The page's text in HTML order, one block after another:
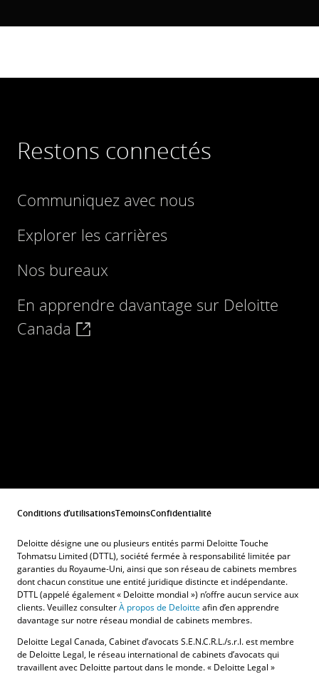
Restons connectés
Communiquez avec nous
Explorer les carrières
Nos bureaux
En apprendre davantage sur Deloitte
Canada
Conditions d’utilisationsTémoinsConfidentialité
Deloitte désigne une ou plusieurs entités parmi Deloitte Touche
Tohmatsu Limited (DTTL), société fermée à responsabilité limitée par
garanties du Royaume-Uni, ainsi que son réseau de cabinets membres
dont chacun constitue une entité juridique distincte et indépendante.
DTTL (appelé également « Deloitte mondial ») n’offre aucun service aux
clients. Veuillez consulterÀ propos de Deloitte afin d’en apprendre
davantage sur notre réseau mondial de cabinets membres.
Deloitte Legal Canada, Cabinet d’avocats S.E.N.C.R.L./s.r.l. est membre
de Deloitte Legal, le réseau international de cabinets d’avocats qui
travaillent avec Deloitte partout dans le monde. « Deloitte Legal »